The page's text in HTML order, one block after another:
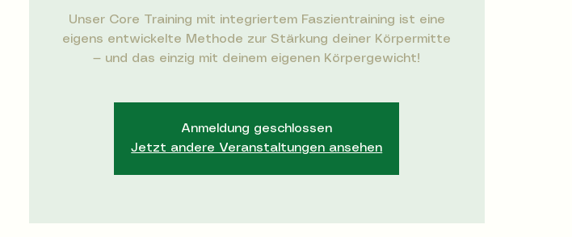
Unser Core Training mit integriertem Faszientraining ist eine
eigens entwickelte Methode zur Stärkung deiner Körpermitte
— und das einzig mit deinem eigenen Körpergewicht!
Anmeldung geschlossen
Jetzt andere Veranstaltungen ansehen